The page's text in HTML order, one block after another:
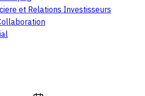
et Relations Investisseurs